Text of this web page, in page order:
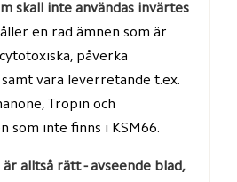
skall inte användas invärtes
en rad ämnen som är
påverka
vara leverretande t.ex.
Tropin och
som inte finns i KSM66.
är alltså rätt - avseende blad,